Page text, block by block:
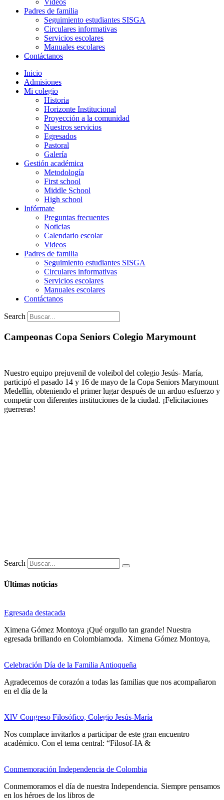
Videos
Padres de familia
Seguimiento estudiantes SISGA
Circulares informativas
Servicios escolares
Manuales escolares
Contáctanos
Inicio
Admisiones
Mi colegio
Historia
Horizonte Institucional
Proyección a la comunidad
Nuestros servicios
Egresados
Pastoral
Galería
Gestión académica
Metodología
First school
Middle School
High school
Infórmate
Preguntas frecuentes
Noticias
Calendario escolar
Videos
Padres de familia
Seguimiento estudiantes SISGA
Circulares informativas
Servicios escolares
Manuales escolares
Contáctanos
Search
Campeonas Copa Seniors Colegio Marymount
Nuestro equipo prejuvenil de voleibol del colegio Jesús- María,
participó el pasado 14 y 16 de mayo de la Copa Seniors Marymount
Medellín, obteniendo el primer lugar después de un arduo esfuerzo y
competir con diferentes instituciones de la ciudad. ¡Felicitaciones
guerreras!
Search
Últimas noticias
Egresada destacada
Ximena Gómez Montoya ¡Qué orgullo tan grande! Nuestra
egresada brillando en Colombiamoda. Ximena Gómez Montoya,
Celebración Día de la Familia Antioqueña
Agradecemos de corazón a todas las familias que nos acompañaron
en el día de la
XlV Congreso Filosófico, Colegio Jesús-María
Nos complace invitarlos a participar de este gran encuentro
académico. Con el tema central: “Filosof-IA &
Conmemoración Independencia de Colombia
Conmemoramos el día de nuestra Independencia. Siempre pensamos
en los héroes de los libros de